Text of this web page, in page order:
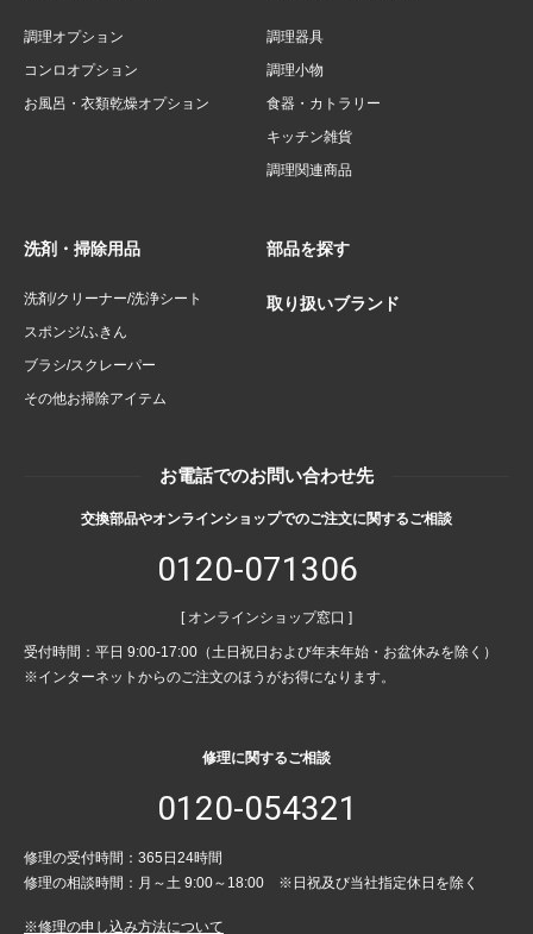
調理オプション
コンロオプション
お風呂・衣類乾燥オプション
調理器具
調理小物
食器・カトラリー
キッチン雑貨
調理関連商品
洗剤・掃除用品
洗剤/クリーナー/洗浄シート
スポンジ/ふきん
ブラシ/スクレーパー
その他お掃除アイテム
部品を探す
取り扱いブランド
お電話でのお問い合わせ先
交換部品やオンラインショップでのご注文に関するご相談
0120-071306
[ オンラインショップ窓口 ]
受付時間：平日 9:00-17:00（土日祝日および年末年始・お盆休みを除く）
※インターネットからのご注文のほうがお得になります。
修理に関するご相談
0120-054321
修理の受付時間：365日24時間
修理の相談時間：月～土 9:00～18:00 ※日祝及び当社指定休日を除く
※修理の申し込み方法について